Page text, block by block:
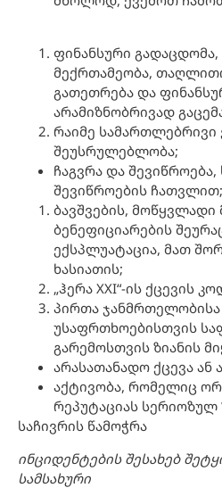
ფინანსური
მექრთამეობა,
გათეთრება და
არამიზნობრივად
რაიმე
შეუსრულებლობა;
ჩაგვრა და
შევიწროების ჩათვლით;
ბავშვების,
ბენეფიციარების
ექსპლუატაცია, მათ
ხასიათის;
„ჰერა XXI“-ის ქცევის
პირთა
უსაფრთხოებისთვის
გარემოსთვის ზიანის
არასათანადო ქცევა ან
აქტივობა, რომელიც
რეპუტაციას სერიოზულ
საჩივრის წამოჭრა
ინციდენტების შესახებ
სამსახური